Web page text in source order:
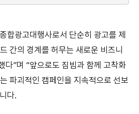
합광고대행사로서 단순히 광고를 제
간의 경계를 허무는 새로운 비즈니
다”며 “앞으로도 짐빔과 함께 고착화
파괴적인 캠페인을 지속적으로 선보
다.